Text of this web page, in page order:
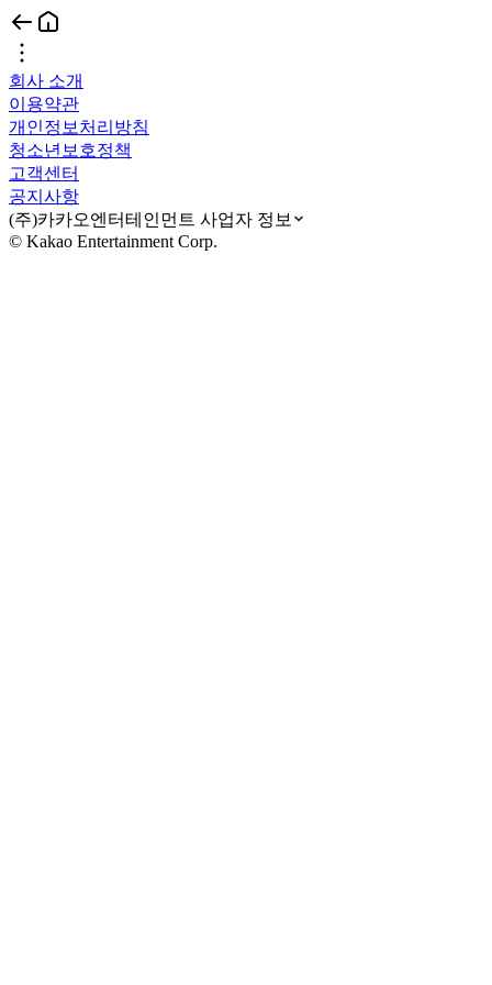
회사 소개
이용약관
개인정보처리방침
청소년보호정책
고객센터
공지사항
(주)카카오엔터테인먼트 사업자 정보
© Kakao Entertainment Corp.